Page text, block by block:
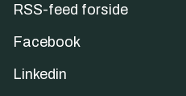
RSS-feed forside
Facebook
Linkedin